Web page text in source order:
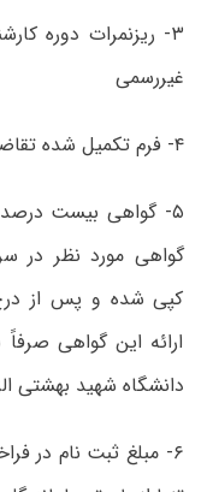
۳- ریزنمرات دوره
غیررسمی
۴- فرم تکمیل شده تقاضا
۵- گواهی بیست درصد
گواهی مورد نظر در
کپی شده و پس از درج
ارائه این گواهی
دانشگاه شهید بهشتی